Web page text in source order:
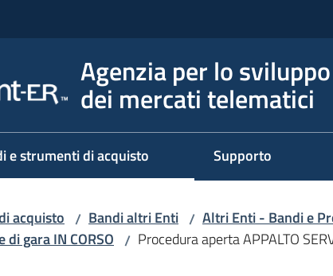
Agenzia per lo sviluppo
dei mercati telematici
e strumenti di acquisto Supporto
acquisto / Bandi altri Enti / Altri Enti - Bandi e
gara IN CORSO / Procedura aperta APPALTO